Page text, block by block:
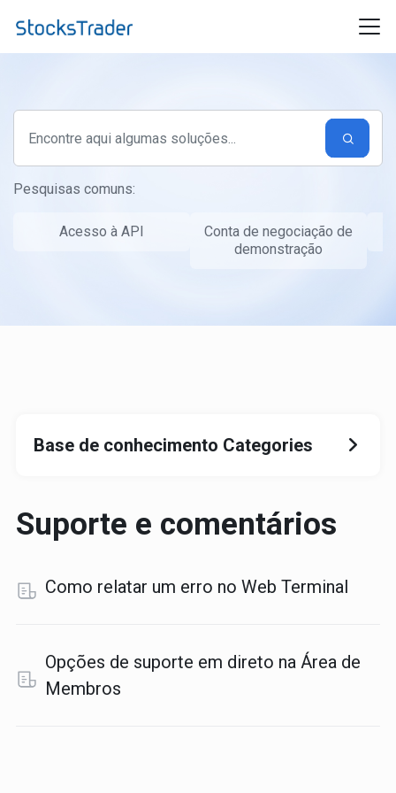
Pesquisas comuns:
Acesso à API
Conta de negociação de
demonstração
Base de conhecimento Categories
Suporte e comentários
Como relatar um erro no Web Terminal
Opções de suporte em direto na Área de
Membros